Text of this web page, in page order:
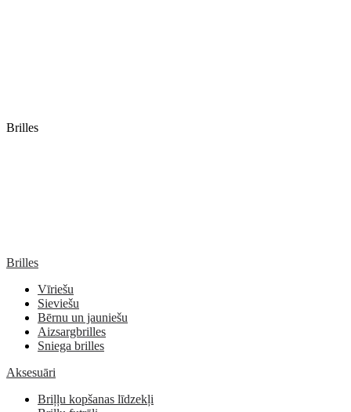
Brilles
Brilles
Vīriešu
Sieviešu
Bērnu un jauniešu
Aizsargbrilles
Sniega brilles
Aksesuāri
Briļļu kopšanas līdzekļi